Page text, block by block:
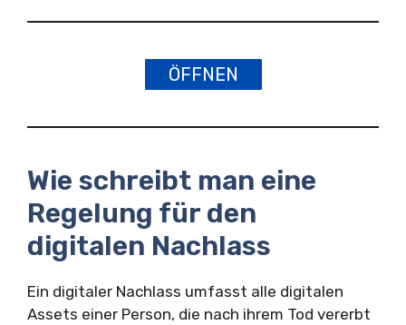
ÖFFNEN
Wie schreibt man eine
Regelung für den
digitalen Nachlass
Ein digitaler Nachlass umfasst alle digitalen
Assets einer Person, die nach ihrem Tod vererbt